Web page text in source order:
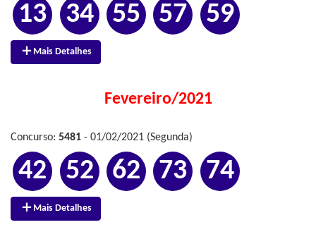
13 34 55 57 59
Mais Detalhes
Fevereiro/2021
Concurso: 5481 - 01/02/2021 (Segunda)
42 52 62 73 74
Mais Detalhes